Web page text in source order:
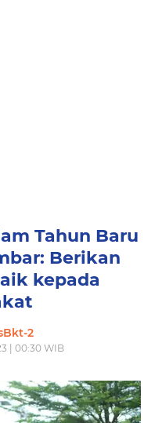
Tahun Baru
Berikan
kepada
2
| 00:30 WIB